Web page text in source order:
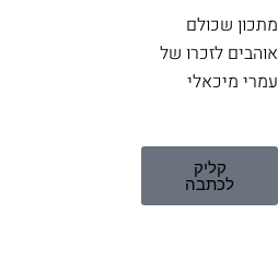
מתכון שכולם
אוהבים לזכרו של
עמרי מיכאלי
קליק
לכתבה